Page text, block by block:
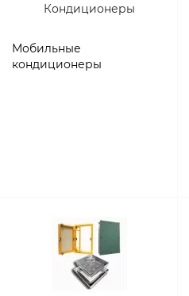
Кондиционеры
Мобильные
кондиционеры